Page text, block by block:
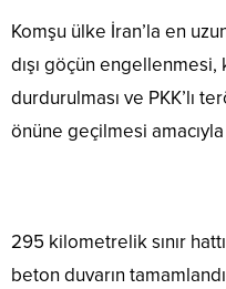
Komşu ülke İran’la en
dışı göçün engellenmesi,
durdurulması ve PKK’lı
önüne geçilmesi
295 kilometrelik sınır
beton duvarın